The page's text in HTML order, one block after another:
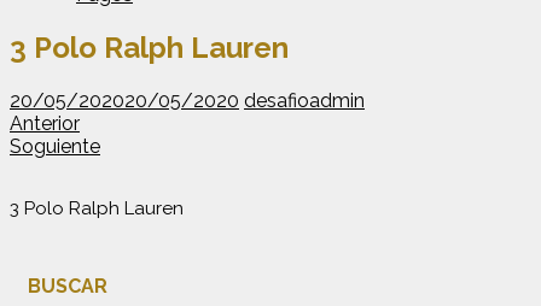
3 Polo Ralph Lauren
20/05/202020/05/2020 desafioadmin
Anterior
Soguiente
3 Polo Ralph Lauren
BUSCAR